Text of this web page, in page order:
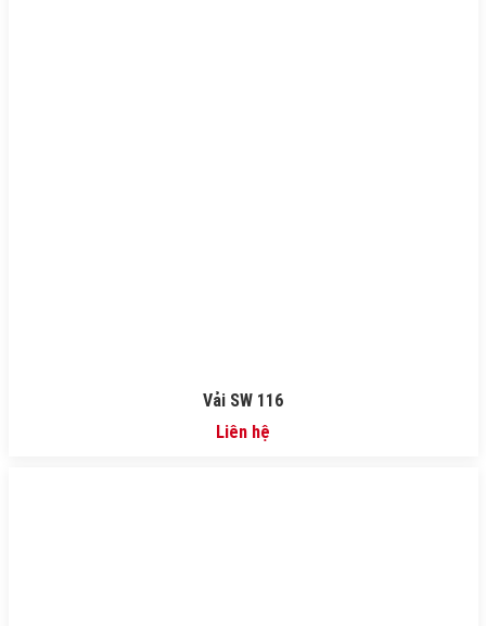
Vải SW 116
Liên hệ